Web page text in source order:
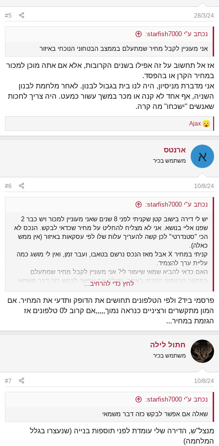
s
:
28/3/24
#5
נכתב ע"י starfish7000:
אני מעוניין לקבל מחיר שמתעלם בממצב הבטחוני הנוכחי באיזור
אז אל תחשוב על זה אפילו בשנים הקרובות, אלא אם אתה מוכן למכור
במחיר הקרן או בהפסד.
אני מדברת מניסיון, היה לנו בית בגבול לבנון. לאחר מלחמת לבנון
השניה, אף אחד לא קנה או מכר במשך עשור כמעט. היה צריך לחכות
שאנשים "ישכחו" מה קרה.
R
e
c
i
s
:
Ajax
א ארנטס
משתמש בכיר
10/8/24
#6
נכתב ע"י starfish7000:
יש לי דירה בישוב קטן שקניתי לפני 8 שנים שאני מעוניין למכור ויש כבר 2
שפנו אליי בנושא. אני לא מצליח להחליט על מחיר שכדאי לבקש. הנכס לא
הכי "סטנדרטי" לכן קשה להעריך עלות שלו לפי עסקאות באיזור (אין ממש
כאלה).
קניתי במחיר X אבל מאז הנכס נרשם בטאבו, ועבר זמן, ואין לי מושג כמה
עליית ערך להצמיד.
האם כדאי להביא שמאי שיעזור לי? אני מעוניין לקבל מחיר שמתעלם
בממצב הבטחוני הנוכחי באיזור, שאלה אם אפשר לבקש כזה דבר משמאי
לחץ כדי להרחיב...
פרסמי ביד2 ולפי הטלפונים תחושים את הדופק ותדעי את המחיר. אם
המון מתקשרים ורציניים כנראה נמוך,,,,,אם קרוב ל0 טלפונים אז
הגזמת במחיר...
חתול לילה
משתמש בכיר
10/8/24
#7
נכתב ע"י starfish7000:
שאלה אם אפשר לבקש כזה דבר משמאי
מנצל"ש, הדירה שלי עומדת לפני תוספות בנייה (שנעצרו בגלל
המלחמה)